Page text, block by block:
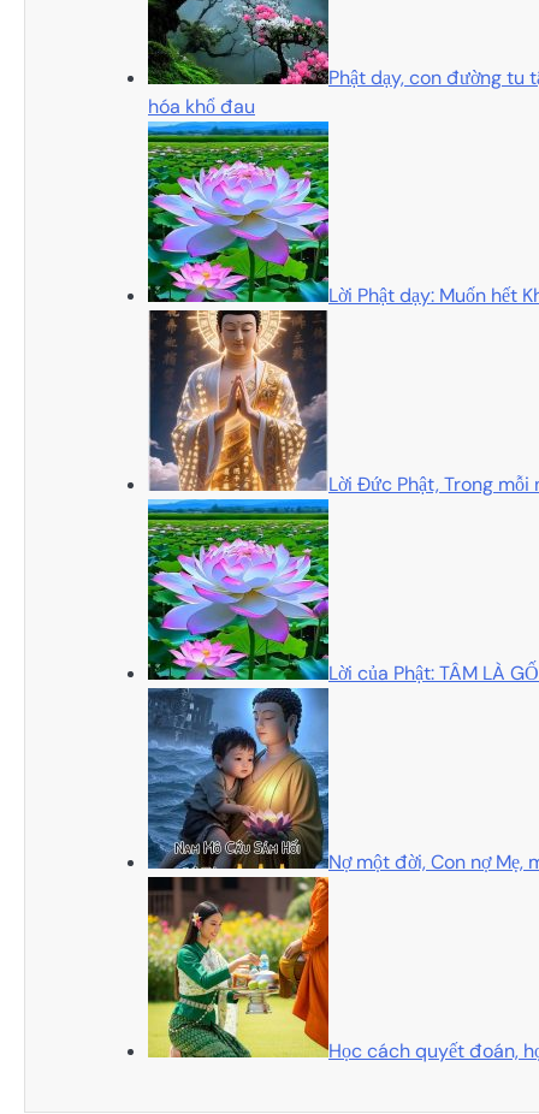
Phật dạy, con đường tu
hóa khổ đau
Lời Phật dạy: Muốn hết
Lời Đức Phật, Trong
Lời của Phật: TÂM LÀ
Nợ một đời, Con nợ Mẹ,
Học cách quyết đoán,